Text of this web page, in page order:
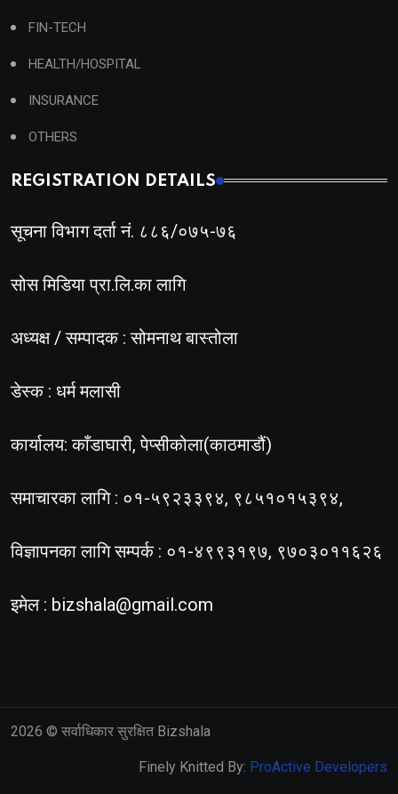
FIN-TECH
HEALTH/HOSPITAL
INSURANCE
OTHERS
REGISTRATION DETAILS
सूचना विभाग दर्ता नं. ८८६/०७५-७६
सोस मिडिया प्रा.लि.का लागि
अध्यक्ष / सम्पादक : सोमनाथ बास्तोला
डेस्क : धर्म मलासी
कार्यालय: काँडाघारी, पेप्सीकोला(काठमाडौं)
समाचारका लागि : ०१-५९२३३९४, ९८५१०१५३९४,
विज्ञापनका लागि सम्पर्क : ०१-४९९३१९७, ९७०३०११६२६
इमेल : bizshala@gmail.com
2026 © सर्वाधिकार सुरक्षित Bizshala
Finely Knitted By: ProActive Developers